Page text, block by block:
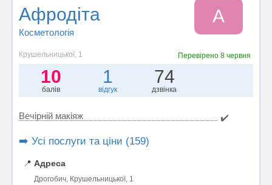
Афродіта
Косметологія
А
Крушельницької, 1 Перевірено 8 червня
10
балів
1
відгук
74
дзвінка
Вечірній макіяж ✔️
➡️ Усі послуги та ціни (159)
📍 Адреса
Дрогобич, Крушельницької, 1